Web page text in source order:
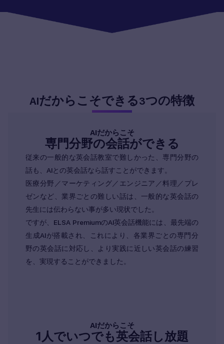
AIだからこそできる3つの特徴
AIだからこそ
専門分野の会話ができる
従来の一般的な英会話教室で難しかった、専門分野の
話も、AIとの英会話なら話すことができます。
医療分野／マーケティング／エンジニア／料理／プレ
ゼンなど、業界ごとの難しい話は、一般的な英会話の
先生には伝わらない事が多い現状でした。
ですが、ELSA PremiumのAI英会話機能には、最先端の
生成AIが搭載され、これにより、各業界ごとの専門分
野の英会話に対応し、より実践に近しい英会話の練習
を、実現することができました。
AIだからこそ
1人でいつでも英会話し放題